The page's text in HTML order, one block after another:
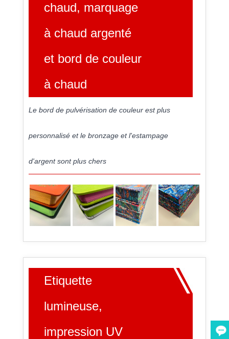
chaud, marquage
à chaud argenté
et bord de couleur
à chaud
Le bord de pulvérisation de couleur est plus
personnalisé et le bronzage et l'estampage
d'argent sont plus chers
Etiquette
lumineuse,
impression UV